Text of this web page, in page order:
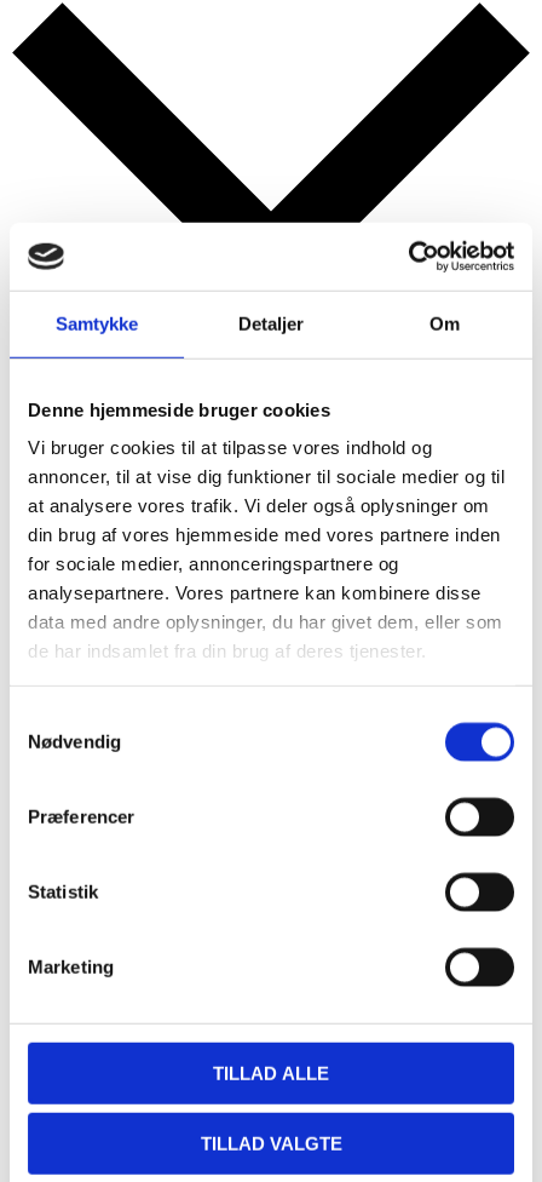
Samtykke Detaljer Om
Denne hjemmeside bruger cookies
Vi bruger cookies til at tilpasse vores indhold og
annoncer, til at vise dig funktioner til sociale medier og til
at analysere vores trafik. Vi deler også oplysninger om
din brug af vores hjemmeside med vores partnere inden
for sociale medier, annonceringspartnere og
analysepartnere. Vores partnere kan kombinere disse
data med andre oplysninger, du har givet dem, eller som
de har indsamlet fra din brug af deres tjenester.
Nødvendig
Præferencer
Statistik
Marketing
TILLAD ALLE
TILLAD VALGTE
iCalendar
Outlook Live
Detaljer
Dato: 14/03/2025
Tidspunkt:
17:00 - 19:30
Serie:
Dagens Tilbud
Sted
Restaurant Fjorden